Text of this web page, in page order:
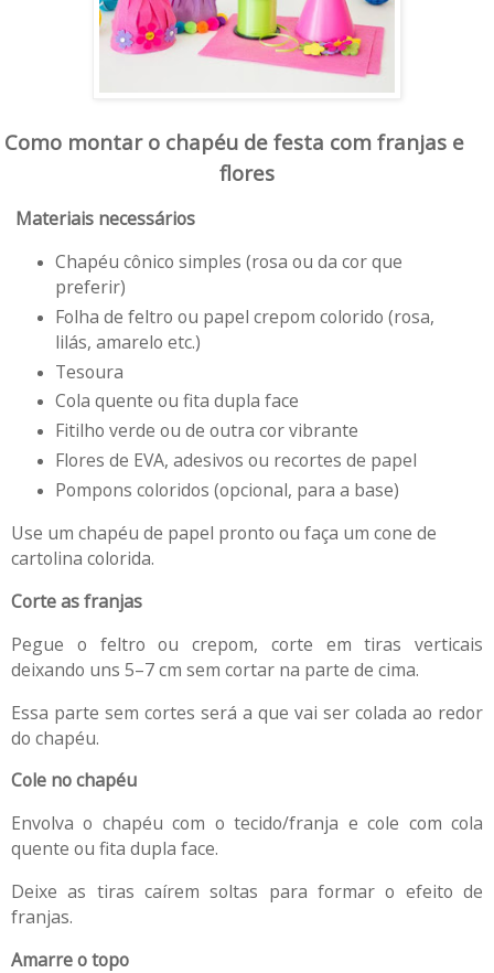
Como montar o chapéu de festa com franjas e
flores
Materiais necessários
Chapéu cônico simples (rosa ou da cor que
preferir)
Folha de feltro ou papel crepom colorido (rosa,
lilás, amarelo etc.)
Tesoura
Cola quente ou fita dupla face
Fitilho verde ou de outra cor vibrante
Flores de EVA, adesivos ou recortes de papel
Pompons coloridos (opcional, para a base)
Use um chapéu de papel pronto ou faça um cone de
cartolina colorida.
Corte as franjas
Pegue o feltro ou crepom, corte em tiras verticais
deixando uns 5–7 cm sem cortar na parte de cima.
Essa parte sem cortes será a que vai ser colada ao redor
do chapéu.
Cole no chapéu
Envolva o chapéu com o tecido/franja e cole com cola
quente ou fita dupla face.
Deixe as tiras caírem soltas para formar o efeito de
franjas.
Amarre o topo